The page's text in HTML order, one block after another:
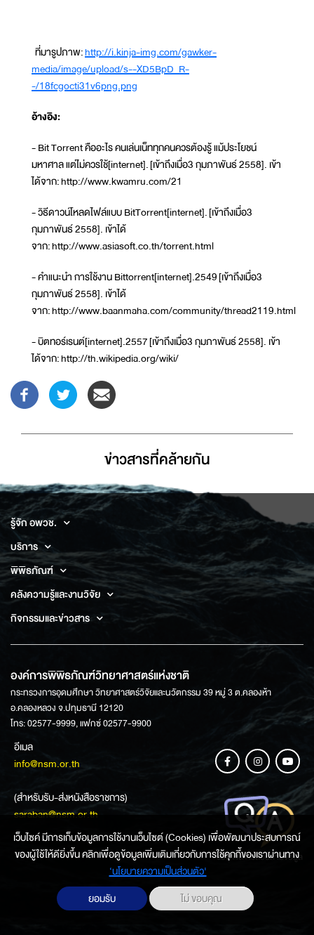
ที่มารูปภาพ:http://i.kinja-img.com/gawker-
media/image/upload/s--XD5BpD_R-
-/18fcgocti31v6png.png
อ้างอิง:
- Bit Torrent คืออะไร คนเล่นเน็ททุกคนควรต้องรู้ แม้ประโยชน์
มหาศาล แต่ไม่ควรใช้[internet]. [เข้าถึงเมื่อ3 กุมภาพันธ์ 2558]. เข้า
ได้จาก: http://www.kwamru.com/21
- วิธีดาวน์โหลดไฟล์แบบ BitTorrent[internet]. [เข้าถึงเมื่อ3
กุมภาพันธ์ 2558]. เข้าได้
จาก: http://www.asiasoft.co.th/torrent.html
- คำแนะนำ การใช้งาน Bittorrent[internet].2549 [เข้าถึงเมื่อ3
กุมภาพันธ์ 2558]. เข้าได้
จาก: http://www.baanmaha.com/community/thread2119.html
- บิตทอร์เรนต์[internet].2557 [เข้าถึงเมื่อ3 กุมภาพันธ์ 2558]. เข้า
ได้จาก: http://th.wikipedia.org/wiki/
ข่าวสารที่่คล้ายกัน
รู้จัก อพวช.
บริการ
พิพิธภัณฑ์
คลังความรู้และงานวิจัย
กิจกรรมและข่าวสาร
องค์การพิพิธภัณฑ์วิทยาศาสตร์แห่งชาติ
กระทรวงการอุดมศึกษา วิทยาศาสตร์วิจัยและนวัตกรรม 39 หมู่ 3 ต.คลองห้า
อ.คลองหลวง จ.ปทุมธานี 12120
โทร: 02577-9999, แฟกซ์ 02577-9900
อีเมล
info@nsm.or.th
(สำหรับรับ-ส่งหนังสือราชการ)
saraban@nsm.or.th
ช่องทางการสอบถามข้อมูล
เว็บไซค์ มีการเก็บข้อมูลการใช้งานเว็บไซต์ (Cookies) เพื่อพัฒนาประสบการณ์
ของผู้ใช้ให้ดียิ่งขึ้น คลิกเพื่อดูข้อมูลเพิ่มเติมเกี่ยวกับการใช้คุกกี้ของเราผ่านทาง
‘นโยบายความเป็นส่วนตัว'
ยอมรับ
ไม่ ขอบคุณ